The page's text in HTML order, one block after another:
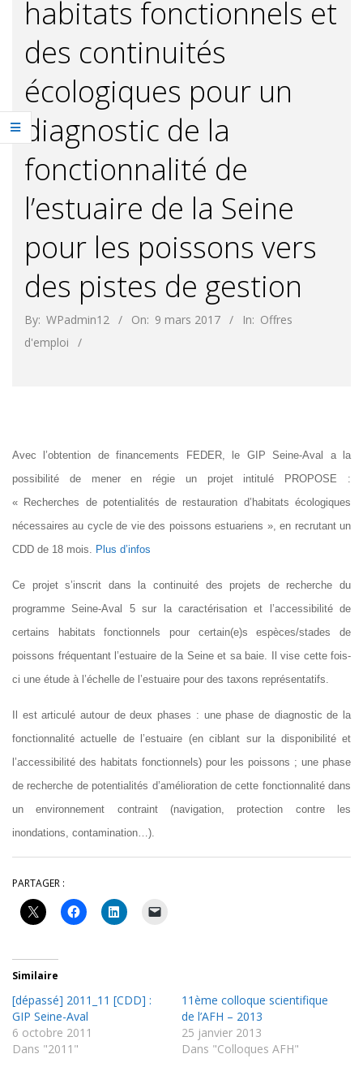
habitats fonctionnels et
des continuités
écologiques pour un
diagnostic de la
fonctionnalité de
l’estuaire de la Seine
pour les poissons vers
des pistes de gestion
By: WPadmin12 On: 9 mars 2017 In: Offres
d'emploi
Avec l’obtention de financements FEDER, le GIP Seine-Aval a la
possibilité de mener en régie un projet intitulé PROPOSE :
« Recherches de potentialités de restauration d’habitats écologiques
nécessaires au cycle de vie des poissons estuariens », en recrutant un
CDD de 18 mois.
Plus d’infos
Ce projet s’inscrit dans la continuité des projets de recherche du
programme Seine-Aval 5 sur la caractérisation et l’accessibilité de
certains habitats fonctionnels pour certain(e)s espèces/stades de
poissons fréquentant l’estuaire de la Seine et sa baie. Il vise cette fois-
ci une étude à l’échelle de l’estuaire pour des taxons représentatifs.
Il est articulé autour de deux phases : une phase de diagnostic de la
fonctionnalité actuelle de l’estuaire (en ciblant sur la disponibilité et
l’accessibilité des habitats fonctionnels) pour les poissons ; une phase
de recherche de potentialités d’amélioration de cette fonctionnalité dans
un environnement contraint (navigation, protection contre les
inondations, contamination…).
PARTAGER :
Similaire
[dépassé] 2011_11 [CDD] :
GIP Seine-Aval
6 octobre 2011
Dans "2011"
11ème colloque scientifique
de l’AFH – 2013
25 janvier 2013
Dans "Colloques AFH"